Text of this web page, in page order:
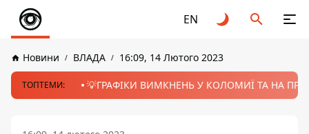
EN
Новини ВЛАДА 16:09, 14 Лютого 2023
ТОПТЕМИ: 💡ГРАФІКИ ВИМКНЕНЬ У КОЛОМИЇ ТА НА